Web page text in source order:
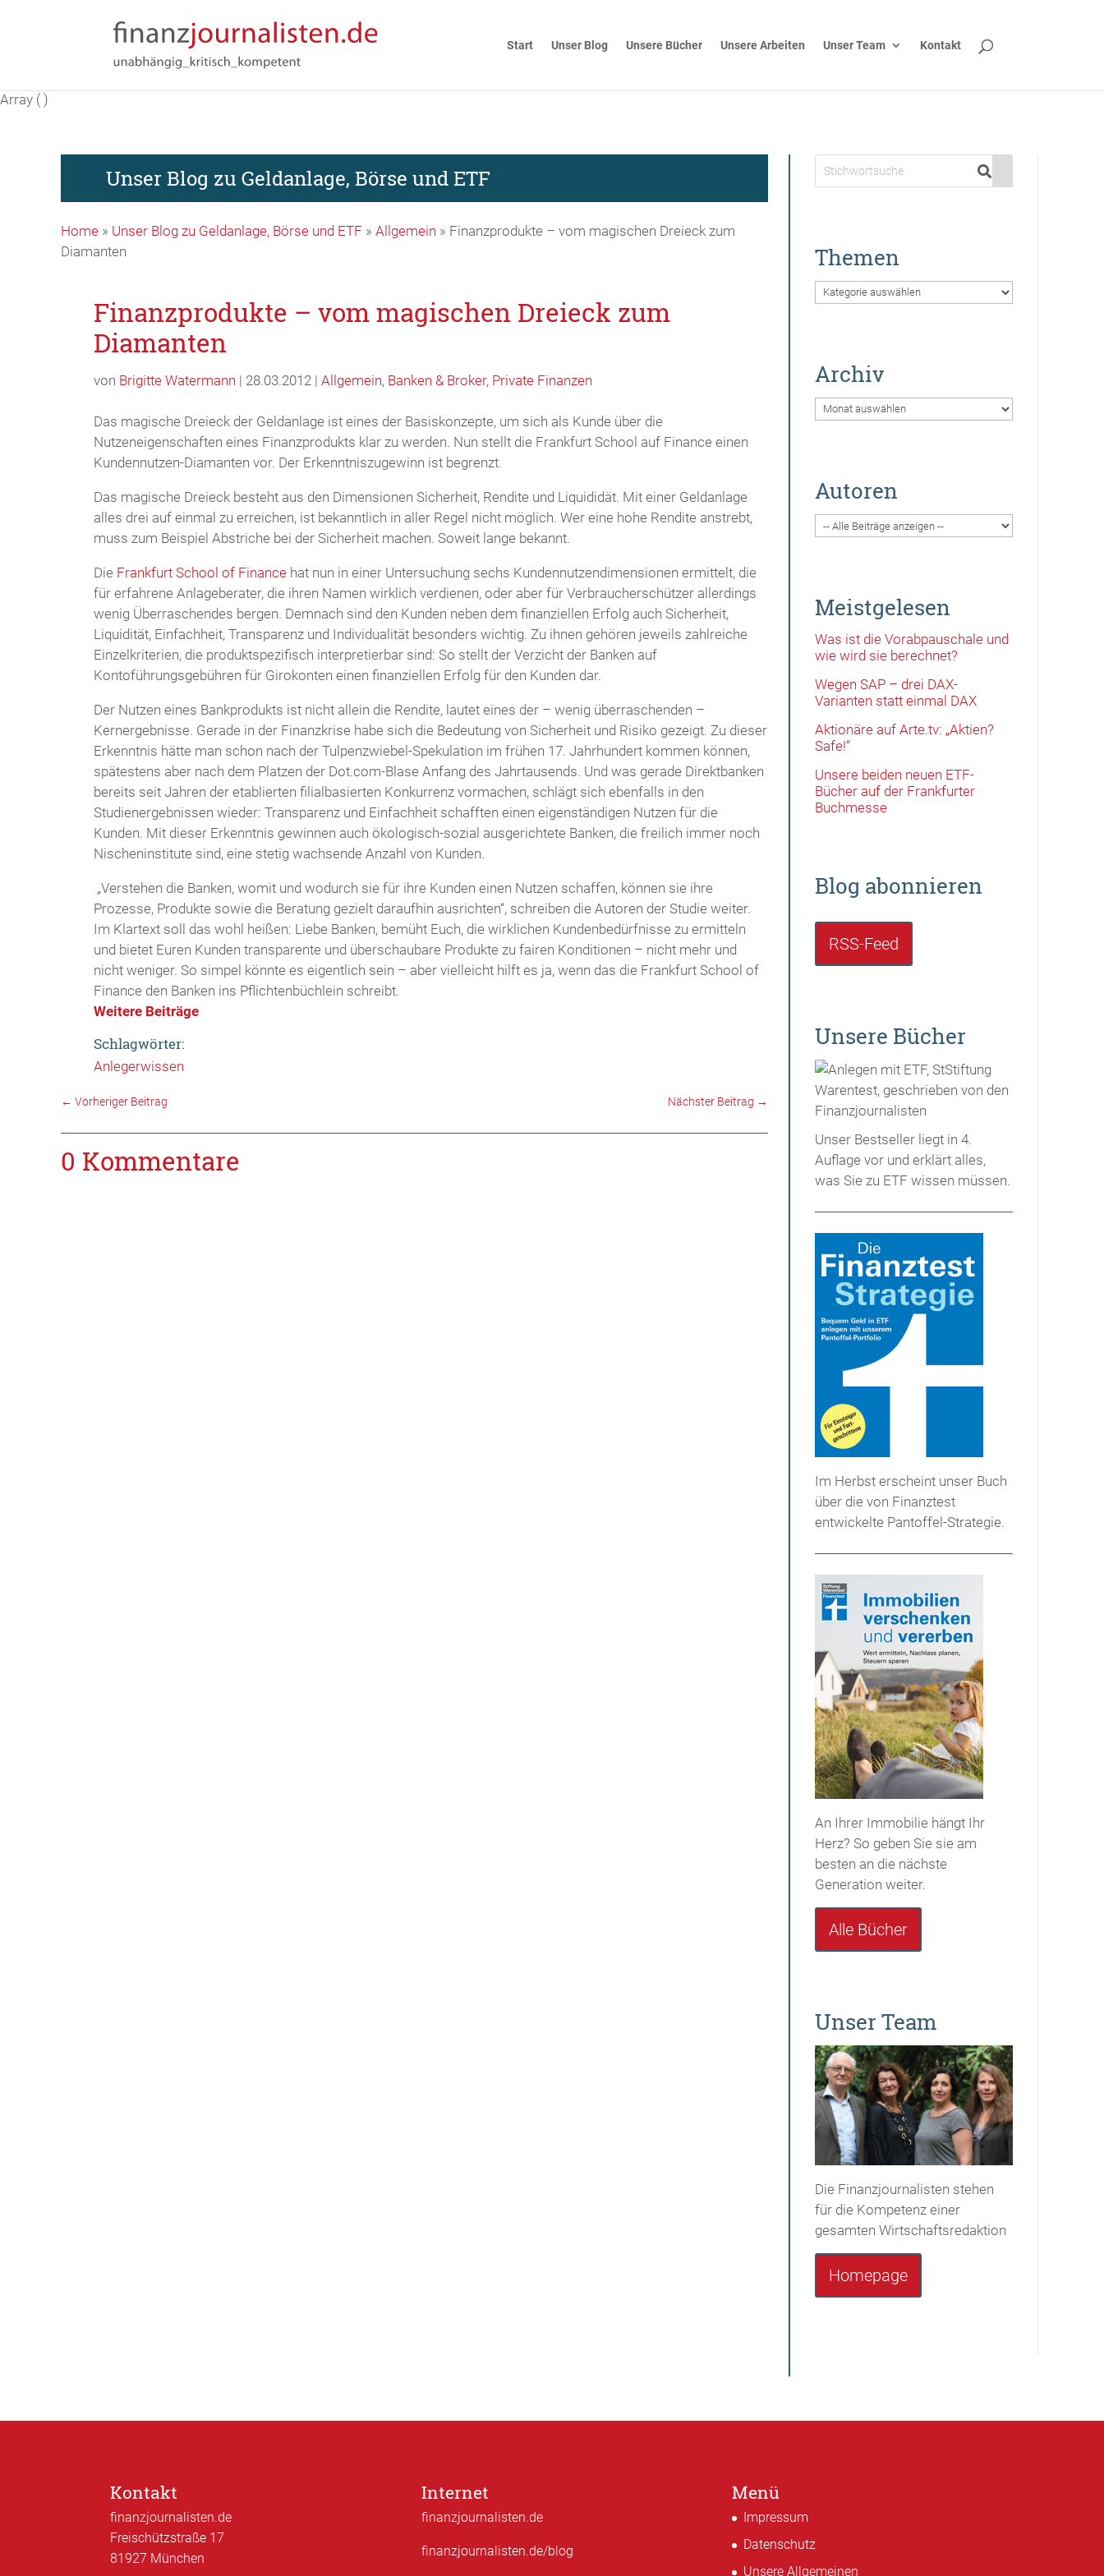
Start Unser Blog Unsere Bücher Unsere Arbeiten Unser Team Kontakt
Array ( )
Unser Blog zu Geldanlage, Börse und ETF
Home» Unser Blog zu Geldanlage, Börse und ETF » Allgemein » Finanzprodukte – vom magischen Dreieck zum
Diamanten
Finanzprodukte – vom magischen Dreieck zum
Diamanten
von Brigitte Watermann | 28.03.2012 | Allgemein, Banken & Broker, Private Finanzen
Das magische Dreieck der Geldanlage ist eines der Basiskonzepte, um sich als Kunde über die
Nutzeneigenschaften eines Finanzprodukts klar zu werden. Nun stellt die Frankfurt School auf Finance einen
Kundennutzen-Diamanten vor. Der Erkenntniszugewinn ist begrenzt.
Das magische Dreieck besteht aus den Dimensionen Sicherheit, Rendite und Liquididät. Mit einer Geldanlage
alles drei auf einmal zu erreichen, ist bekanntlich in aller Regel nicht möglich. Wer eine hohe Rendite anstrebt,
muss zum Beispiel Abstriche bei der Sicherheit machen. Soweit lange bekannt.
Die Frankfurt School of Financehat nun in einer Untersuchung sechs Kundennutzendimensionen ermittelt, die
für erfahrene Anlageberater, die ihren Namen wirklich verdienen, oder aber für Verbraucherschützer allerdings
wenig Überraschendes bergen. Demnach sind den Kunden neben dem finanziellen Erfolg auch Sicherheit,
Liquidität, Einfachheit, Transparenz und Individualität besonders wichtig. Zu ihnen gehören jeweils zahlreiche
Einzelkriterien, die produktspezifisch interpretierbar sind: So stellt der Verzicht der Banken auf
Kontoführungsgebühren für Girokonten einen finanziellen Erfolg für den Kunden dar.
Der Nutzen eines Bankprodukts ist nicht allein die Rendite, lautet eines der – wenig überraschenden –
Kernergebnisse. Gerade in der Finanzkrise habe sich die Bedeutung von Sicherheit und Risiko gezeigt. Zu dieser
Erkenntnis hätte man schon nach der Tulpenzwiebel-Spekulation im frühen 17. Jahrhundert kommen können,
spätestens aber nach dem Platzen der Dot.com-Blase Anfang des Jahrtausends. Und was gerade Direktbanken
bereits seit Jahren der etablierten filialbasierten Konkurrenz vormachen, schlägt sich ebenfalls in den
Studienergebnissen wieder: Transparenz und Einfachheit schafften einen eigenständigen Nutzen für die
Kunden. Mit dieser Erkenntnis gewinnen auch ökologisch-sozial ausgerichtete Banken, die freilich immer noch
Nischeninstitute sind, eine stetig wachsende Anzahl von Kunden.
„Verstehen die Banken, womit und wodurch sie für ihre Kunden einen Nutzen schaffen, können sie ihre
Prozesse, Produkte sowie die Beratung gezielt daraufhin ausrichten“, schreiben die Autoren der Studie weiter.
Im Klartext soll das wohl heißen: Liebe Banken, bemüht Euch, die wirklichen Kundenbedürfnisse zu ermitteln
und bietet Euren Kunden transparente und überschaubare Produkte zu fairen Konditionen – nicht mehr und
nicht weniger. So simpel könnte es eigentlich sein – aber vielleicht hilft es ja, wenn das die Frankfurt School of
Finance den Banken ins Pflichtenbüchlein schreibt.
Weitere Beiträge
Schlagwörter:
Anlegerwissen
← Vorheriger Beitrag Nächster Beitrag →
0 Kommentare
Themen
Themen
Archiv
Archiv
Autoren
Meistgelesen
Was ist die Vorabpauschale und
wie wird sie berechnet?
Wegen SAP – drei DAX-
Varianten statt einmal DAX
Aktionäre auf Arte.tv: „Aktien?
Safe!“
Unsere beiden neuen ETF-
Bücher auf der Frankfurter
Buchmesse
Blog abonnieren
RSS-Feed
Unsere Bücher
Unser Bestseller liegt in 4.
Auflage vor und erklärt alles,
was Sie zu ETF wissen müssen.
Im Herbst erscheint unser Buch
über die von Finanztest
entwickelte Pantoffel-Strategie.
An Ihrer Immobilie hängt Ihr
Herz? So geben Sie sie am
besten an die nächste
Generation weiter.
Alle Bücher
Unser Team
Die Finanzjournalisten stehen
für die Kompetenz einer
gesamten Wirtschaftsredaktion
Homepage
Kontakt
finanzjournalisten.de
Freischützstraße 17
81927 München
Internet
finanzjournalisten.de
finanzjournalisten.de/blog
Menü
Impressum
Datenschutz
Unsere Allgemeinen